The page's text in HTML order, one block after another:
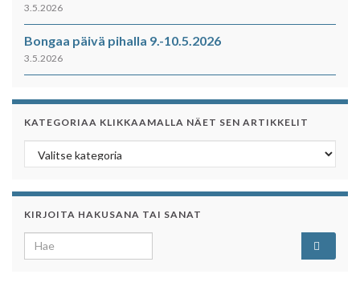
3.5.2026
Bongaa päivä pihalla 9.-10.5.2026
3.5.2026
KATEGORIAA KLIKKAAMALLA NÄET SEN ARTIKKELIT
Kategoriaa klikkaamalla näet sen artikkelit
KIRJOITA HAKUSANA TAI SANAT
Search for: